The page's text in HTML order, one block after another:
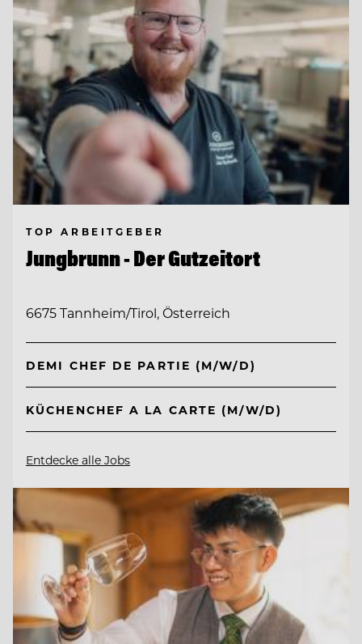
TOP ARBEITGEBER
Jungbrunn - Der Gutzeitort
6675 Tannheim/Tirol, Österreich
DEMI CHEF DE PARTIE (M/W/D)
KÜCHENCHEF A LA CARTE (M/W/D)
Entdecke alle Jobs